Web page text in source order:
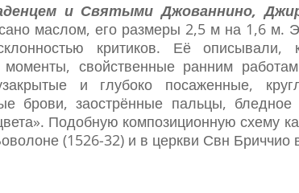
и Святыми Джованнино,
маслом, его размеры 2,5 м на 1,6 м.
критиков. Её
моменты, свойственные ранним
и глубоко посаженные,
брови, заострённые пальцы, бледное
Подобную композиционную схему
(1526-32) и в церкви Свн Бриччио